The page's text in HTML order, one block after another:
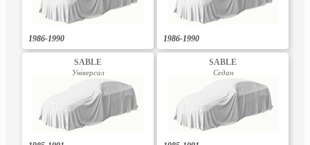
1986-1990 1986-1990
SABLE
Універсал
SABLE
Седан